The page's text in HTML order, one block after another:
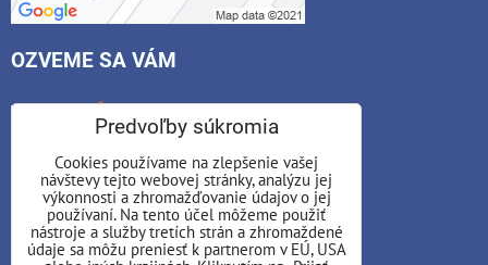
OZVEME SA VÁM
Váš e-mail:*
Váš telefón:*
Predvoľby súkromia
Cookies používame na zlepšenie vašej
návštevy tejto webovej stránky, analýzu jej
výkonnosti a zhromažďovanie údajov o jej
používaní. Na tento účel môžeme použiť
nástroje a služby tretích strán a zhromaždené
údaje sa môžu preniesť k partnerom v EÚ, USA